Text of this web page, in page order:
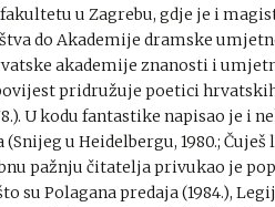
u Zagrebu, gdje je i
do Akademije dramske
akademije znanosti i
pridružuje poetici
U kodu fantastike napisao je i
u Heidelbergu, 1980.; Čuješ
pažnju čitatelja privukao je
Polagana predaja (1984.),